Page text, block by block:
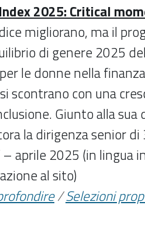
2025: Critical
migliorano, ma il
di genere 2025
le donne nella
scontrano con una
Giunto alla sua
la dirigenza senior
aprile 2025 (in lingua
al sito)
/Selezioni